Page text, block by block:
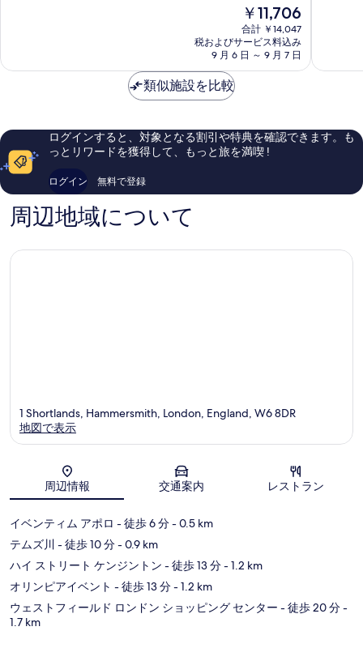
て
真
を
表
示
す
る
ミ
ル
ー
ス
ド
ー
に
コ
939
件
の
口
ミ
現
在
の
料
金
￥11,706
合計 ￥14,047
税およびサービス料込み
9 月 6 日 ～ 9 月 7 日
ケ
ト
ン
ィ
コ
件
の
類似施設を比較
ログインすると、対象となる割引や特典を確認できます。も
っとリワードを獲得して、もっと旅を満喫 !
ログイン 無料で登録
周辺地域について
地図
1 Shortlands, Hammersmith, London, England, W6 8DR
地図で表示
周辺情報 交通案内 レストラン
イベンティム アポロ - 徒歩 6 分- 0.5 km
テムズ川 - 徒歩 10 分- 0.9 km
ハイ ストリート ケンジントン - 徒歩 13 分- 1.2 km
オリンピアイベント - 徒歩 13 分- 1.2 km
ウェストフィールド ロンドン ショッピング センター - 徒歩 20 分-
1.7 km